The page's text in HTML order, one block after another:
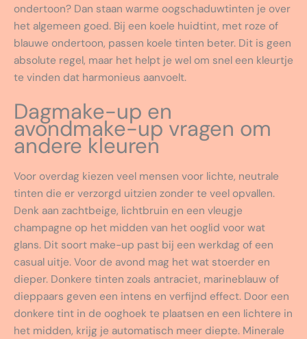
ondertoon? Dan staan warme oogschaduwtinten je over
het algemeen goed. Bij een koele huidtint, met roze of
blauwe ondertoon, passen koele tinten beter. Dit is geen
absolute regel, maar het helpt je wel om snel een kleurtje
te vinden dat harmonieus aanvoelt.
Dagmake-up en
avondmake-up vragen om
andere kleuren
Voor overdag kiezen veel mensen voor lichte, neutrale
tinten die er verzorgd uitzien zonder te veel opvallen.
Denk aan zachtbeige, lichtbruin en een vleugje
champagne op het midden van het ooglid voor wat
glans. Dit soort make-up past bij een werkdag of een
casual uitje. Voor de avond mag het wat stoerder en
dieper. Donkere tinten zoals antraciet, marineblauw of
dieppaars geven een intens en verfijnd effect. Door een
donkere tint in de ooghoek te plaatsen en een lichtere in
het midden, krijg je automatisch meer diepte. Minerale